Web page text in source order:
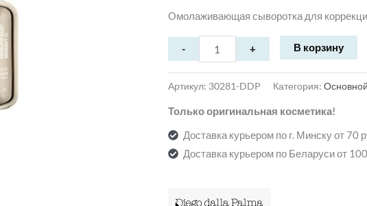
Омолаживающая сыворотка для
В корзину
Артикул: 30281-DDP Категория:
Только оригинальная косметика!
Доставка курьером по г. Минску от 70
Доставка курьером по Беларуси от